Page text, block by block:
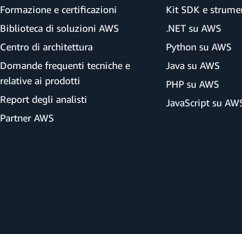
Formazione e certificazioni
Biblioteca di soluzioni AWS
Centro di architettura
Domande frequenti tecniche e
relative ai prodotti
Report degli analisti
Partner AWS
Kit SDK e
.NET su AWS
Python su AWS
Java su AWS
PHP su AWS
JavaScript su